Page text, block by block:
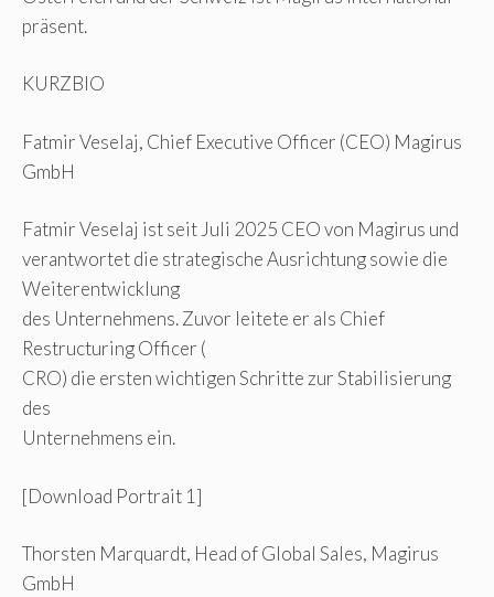
präsent.
KURZBIO
Fatmir Veselaj, Chief Executive Officer (CEO) Magirus
GmbH
Fatmir Veselaj ist seit Juli 2025 CEO von Magirus und
verantwortet die strategische Ausrichtung sowie die
Weiterentwicklung
des Unternehmens. Zuvor leitete er als Chief
Restructuring Officer (
CRO) die ersten wichtigen Schritte zur Stabilisierung
des
Unternehmens ein.
[Download Portrait 1]
Thorsten Marquardt, Head of Global Sales, Magirus
GmbH